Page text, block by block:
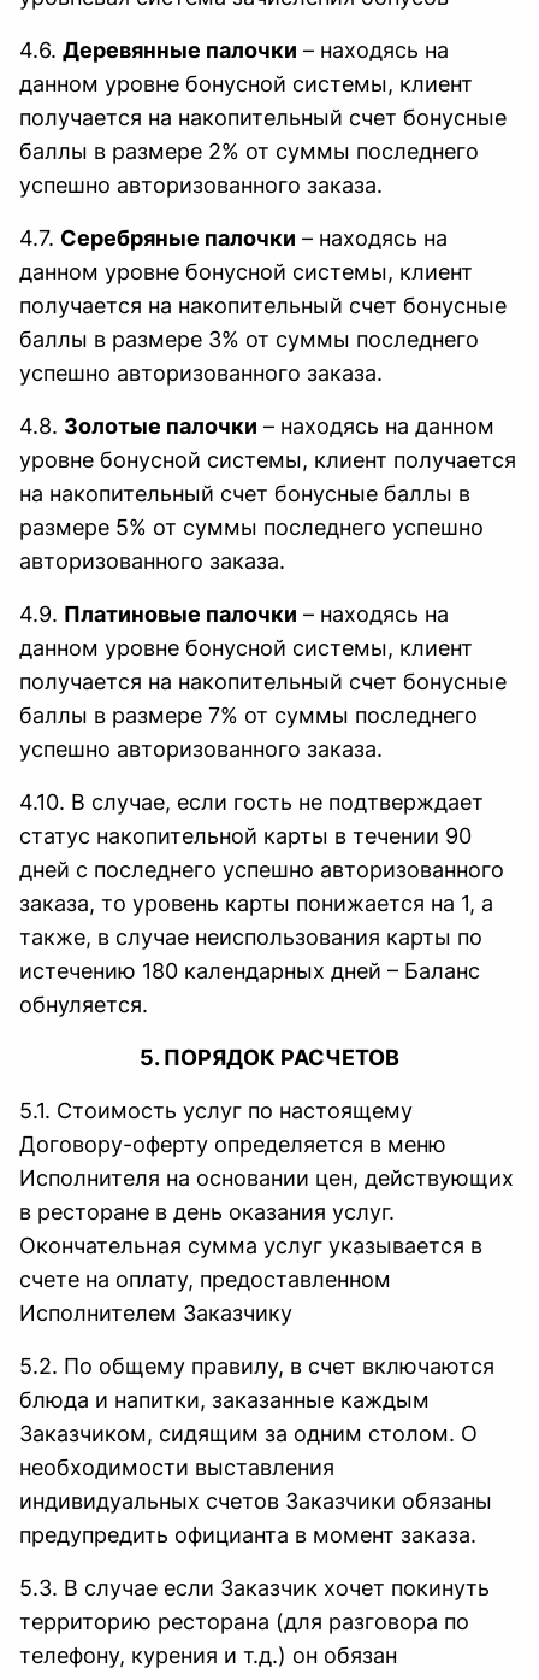
4.6. Деревянные палочки – находясь на
данном уровне бонусной системы, клиент
получается на накопительный счет бонусные
баллы в размере 2% от суммы последнего
успешно авторизованного заказа.
4.7. Серебряные палочки – находясь на
данном уровне бонусной системы, клиент
получается на накопительный счет бонусные
баллы в размере 3% от суммы последнего
успешно авторизованного заказа.
4.8. Золотые палочки – находясь на данном
уровне бонусной системы, клиент получается
на накопительный счет бонусные баллы в
размере 5% от суммы последнего успешно
авторизованного заказа.
4.9. Платиновые палочки – находясь на
данном уровне бонусной системы, клиент
получается на накопительный счет бонусные
баллы в размере 7% от суммы последнего
успешно авторизованного заказа.
4.10. В случае, если гость не подтверждает
статус накопительной карты в течении 90
дней с последнего успешно авторизованного
заказа, то уровень карты понижается на 1, а
также, в случае неиспользования карты по
истечению 180 календарных дней – Баланс
обнуляется.
5. ПОРЯДОК РАСЧЕТОВ
5.1. Стоимость услуг по настоящему
Договору-оферту определяется в меню
Исполнителя на основании цен, действующих
в ресторане в день оказания услуг.
Окончательная сумма услуг указывается в
счете на оплату, предоставленном
Исполнителем Заказчику
5.2. По общему правилу, в счет включаются
блюда и напитки, заказанные каждым
Заказчиком, сидящим за одним столом. О
необходимости выставления
индивидуальных счетов Заказчики обязаны
предупредить официанта в момент заказа.
5.3. В случае если Заказчик хочет покинуть
территорию ресторана (для разговора по
телефону, курения и т.д.) он обязан